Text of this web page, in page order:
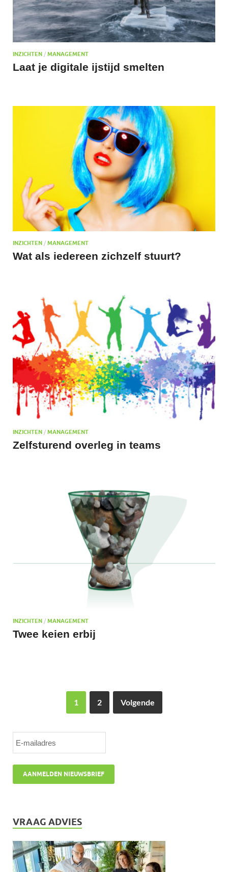
INZICHTEN / MANAGEMENT
Laat je digitale ijstijd smelten
INZICHTEN / MANAGEMENT
Wat als iedereen zichzelf stuurt?
INZICHTEN / MANAGEMENT
Zelfsturend overleg in teams
INZICHTEN / MANAGEMENT
Twee keien erbij
1 2 Volgende
VRAAG ADVIES